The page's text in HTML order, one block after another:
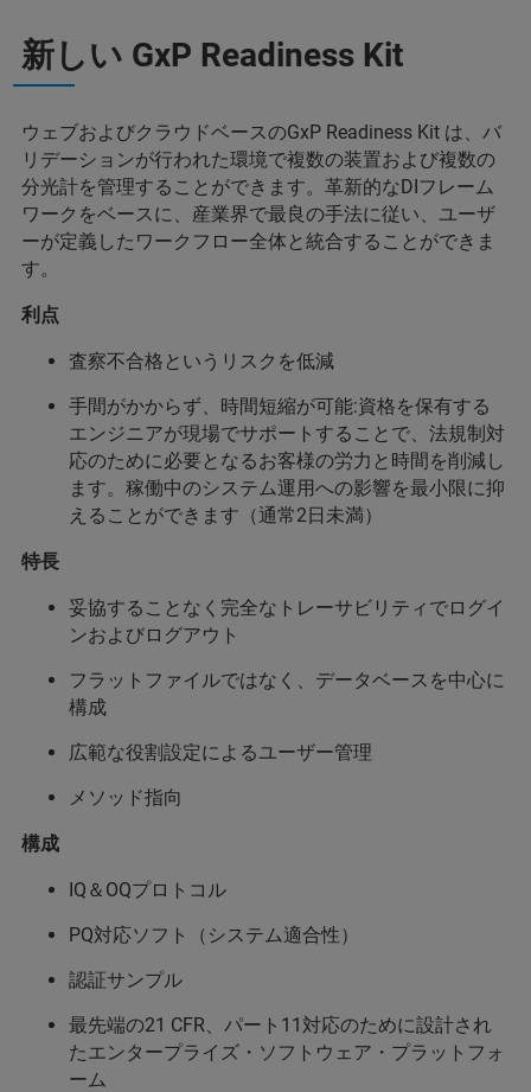
新しい GxP Readiness Kit
ウェブおよびクラウドベースのGxP Readiness Kit は、バ
リデーションが行われた環境で複数の装置および複数の
分光計を管理することができます。革新的なDIフレーム
ワークをベースに、産業界で最良の手法に従い、ユーザ
ーが定義したワークフロー全体と統合することができま
す。
利点
査察不合格というリスクを低減
手間がかからず、時間短縮が可能:資格を保有する
エンジニアが現場でサポートすることで、法規制対
応のために必要となるお客様の労力と時間を削減し
ます。稼働中のシステム運用への影響を最小限に抑
えることができます（通常2日未満）
特長
妥協することなく完全なトレーサビリティでログイ
ンおよびログアウト
フラットファイルではなく、データベースを中心に
構成
広範な役割設定によるユーザー管理
メソッド指向
構成
IQ＆OQプロトコル
PQ対応ソフト（システム適合性）
認証サンプル
最先端の21 CFR、パート11対応のために設計され
たエンタープライズ・ソフトウェア・プラットフォ
ーム